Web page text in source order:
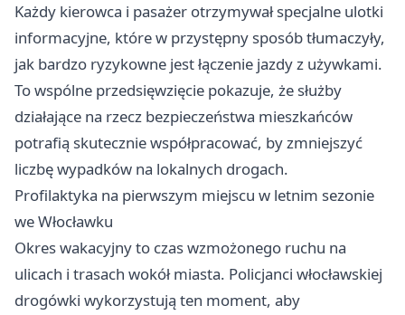
Każdy kierowca i pasażer otrzymywał specjalne ulotki
informacyjne, które w przystępny sposób tłumaczyły,
jak bardzo ryzykowne jest łączenie jazdy z używkami.
To wspólne przedsięwzięcie pokazuje, że służby
działające na rzecz bezpieczeństwa mieszkańców
potrafią skutecznie współpracować, by zmniejszyć
liczbę wypadków na lokalnych drogach.
Profilaktyka na pierwszym miejscu w letnim sezonie
we Włocławku
Okres wakacyjny to czas wzmożonego ruchu na
ulicach i trasach wokół miasta. Policjanci włocławskiej
drogówki wykorzystują ten moment, aby